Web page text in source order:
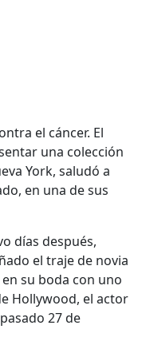
el cáncer. El
una colección
York, saludó a
en una de sus
días después,
el traje de novia
su boda con uno
Hollywood, el actor
27 de